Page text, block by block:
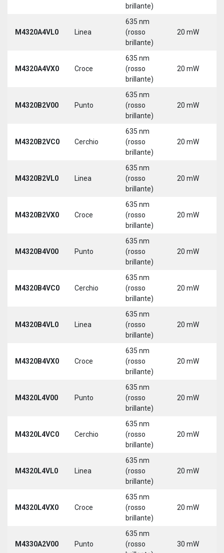
brillante)
M4320A4VL0 Linea
635 nm
(rosso
brillante)
20 mW
M4320A4VX0 Croce
635 nm
(rosso
brillante)
20 mW
M4320B2V00 Punto
635 nm
(rosso
brillante)
20 mW
M4320B2VC0 Cerchio
635 nm
(rosso
brillante)
20 mW
M4320B2VL0 Linea
635 nm
(rosso
brillante)
20 mW
M4320B2VX0 Croce
635 nm
(rosso
brillante)
20 mW
M4320B4V00 Punto
635 nm
(rosso
brillante)
20 mW
M4320B4VC0 Cerchio
635 nm
(rosso
brillante)
20 mW
M4320B4VL0 Linea
635 nm
(rosso
brillante)
20 mW
M4320B4VX0 Croce
635 nm
(rosso
brillante)
20 mW
M4320L4V00 Punto
635 nm
(rosso
brillante)
20 mW
M4320L4VC0 Cerchio
635 nm
(rosso
brillante)
20 mW
M4320L4VL0 Linea
635 nm
(rosso
brillante)
20 mW
M4320L4VX0 Croce
635 nm
(rosso
brillante)
20 mW
M4330A2V00 Punto
635 nm
(rosso
30 mW